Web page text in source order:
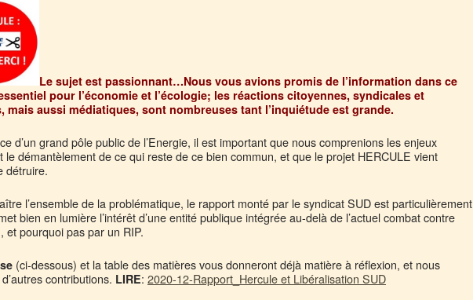
Le sujet est passionnant…Nous vous avions promis de l’information dans ce
pour l’économie et l’écologie; les réactions citoyennes, syndicales et
mais aussi médiatiques, sont nombreuses tant l’inquiétude est grande.
d’un grand pôle public de l’Energie, il est important que nous comprenions les enjeux
le démantèlement de ce qui reste de ce bien commun, et que le projet HERCULE vient
détruire.
l’ensemble de la problématique, le rapport monté par le syndicat SUD est particulièrement
bien en lumière l’intérêt d’une entité publique intégrée au-delà de l’actuel combat contre
et pourquoi pas par un RIP.
(ci-dessous) et la table des matières vous donneront déjà matière à réflexion, et nous
contributions. LIRE: 2020-12-Rapport_Hercule et Libéralisation SUD